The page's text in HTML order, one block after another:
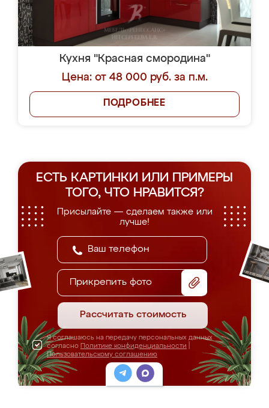
Кухня "Красная смородина"
Цена: от 48 000 руб. за п.м.
ПОДРОБНЕЕ
ЕСТЬ КАРТИНКИ ИЛИ ПРИМЕРЫ
ТОГО, ЧТО НРАВИТСЯ?
Присылайте — сделаем также или
лучше!
Прикрепить фото
Рассчитать стоимость
Я соглашаюсь на передачу персональных данных
согласно Политике конфиденциальности
Пользовательскому соглашению